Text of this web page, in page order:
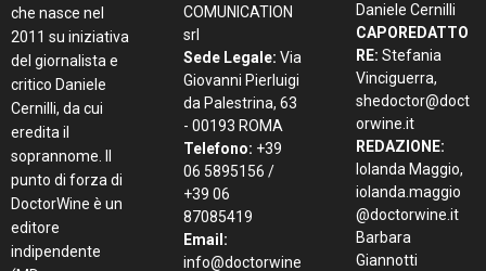
che nasce nel
2011 su iniziativa
del giornalista e
critico Daniele
Cernilli, da cui
eredita il
soprannome. Il
punto di forza di
DoctorWine è un
editore
indipendente
COMUNICATION
srl
Sede Legale: Via
Giovanni Pierluigi
da Palestrina, 63
- 00193 ROMA
Telefono: +39
06 5895156 /
+39 06
87085419
Email:
info@doctorwine
Daniele Cernilli
CAPOREDATTO
RE: Stefania
Vinciguerra,
shedoctor@doct
orwine.it
REDAZIONE:
Iolanda Maggio,
iolanda.maggio
@doctorwine.it
Barbara
Giannotti